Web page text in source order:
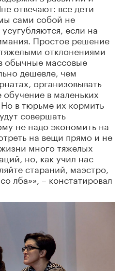
отвечают: все дети
сами собой не
если на
Простое решение
отклонениями
обычные массовые
дешевле, чем
организовывать
в маленьких
в тюрьме их кормить
совершать
не надо экономить на
на вещи прямо и не
много тяжелых
но, как учил нас
стараний, маэстро,
лба»», – констатировал